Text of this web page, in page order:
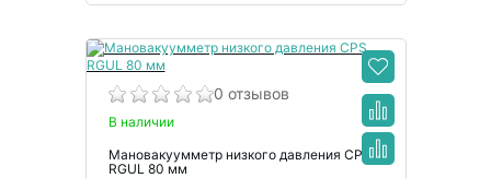
0 отзывов
В наличии
Мановакуумметр низкого давления CPS
RGUL 80 мм